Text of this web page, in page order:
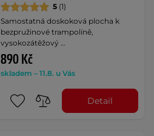
5 (1)
Samostatná doskoková plocha k
bezpružinové trampolíně,
vysokozátěžový …
890 Kč
skladem – 11.8. u Vás
Detail